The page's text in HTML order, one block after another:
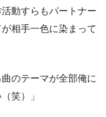
動すらもパートナー
相手一色に染まって
のテーマが全部俺に
笑）」